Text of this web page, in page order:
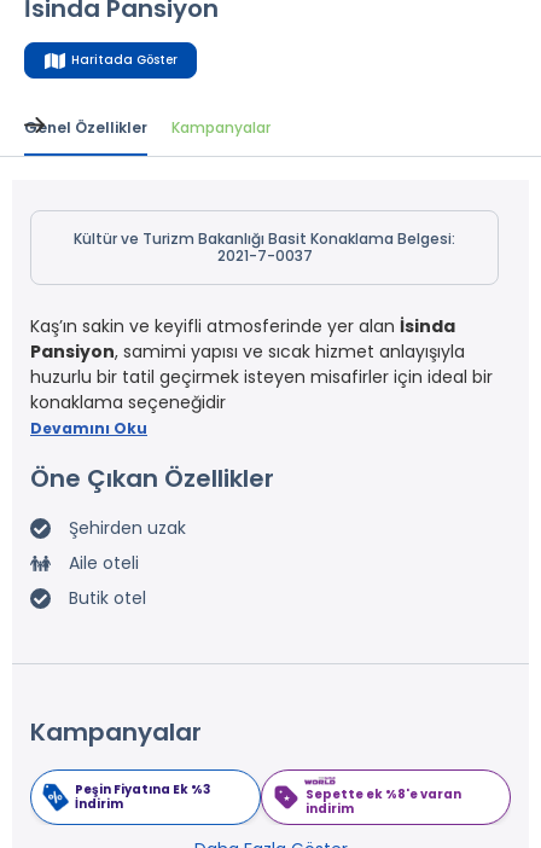
İsinda Pansiyon
Haritada Göster
Genel Özellikler Kampanyalar
Kültür ve Turizm Bakanlığı Basit Konaklama Belgesi:
2021-7-0037
Kaş’ın sakin ve keyifli atmosferinde yer alan İsinda
Pansiyon, samimi yapısı ve sıcak hizmet anlayışıyla
huzurlu bir tatil geçirmek isteyen misafirler için ideal bir
konaklama seçeneğidir
Devamını Oku
Öne Çıkan Özellikler
Şehirden uzak
Aile oteli
Butik otel
Kampanyalar
Peşin Fiyatına Ek %3
İndirim
Sepette ek %8'e varan
indirim